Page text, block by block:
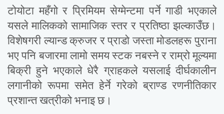
टोयोटा महँगो र प्रिमियम सेग्मेन्टमा पर्ने गाडी भएकाले
यसले मालिकको सामाजिक स्तर र प्रतिष्ठा झल्काउँछ।
विशेषगरी ल्यान्ड क्रुजर र प्राडो जस्ता मोडलहरू पुराना
भए पनि बजारमा लामो समय स्टक नबस्ने र राम्रो मूल्यमा
बिक्री हुने भएकाले धेरै ग्राहकले यसलाई दीर्घकालीन
लगानीको रूपमा समेत हेर्ने गरेको ब्राण्ड रणनीतिकार
प्रशान्त खत्रीको भनाइ छ।